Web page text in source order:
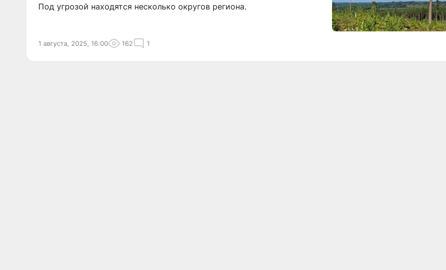
Под угрозой находятся несколько округов региона.
1 августа, 2025, 16:00 162 1